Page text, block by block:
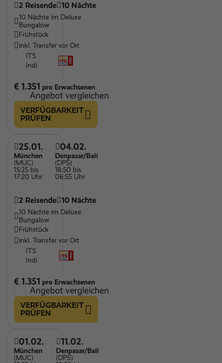
2 Reisende 10 Nächte
10 Nächte im Deluxe
Bungalow
Frühstück
inkl. Transfer vor Ort
ITS
Indi
€ 1.351 pro Erwachsenen
Angebot vergleichen
VERFÜGBARKEIT
PRÜFEN
25.01.
München
(MUC)
15:25 bis
17:20 Uhr
04.02.
Denpasar/Bali
(DPS)
18:50 bis
06:55 Uhr
2 Reisende 10 Nächte
10 Nächte im Deluxe
Bungalow
Frühstück
inkl. Transfer vor Ort
ITS
Indi
€ 1.351 pro Erwachsenen
Angebot vergleichen
VERFÜGBARKEIT
PRÜFEN
01.02.
München
(MUC)
11.02.
Denpasar/Bali
(DPS)